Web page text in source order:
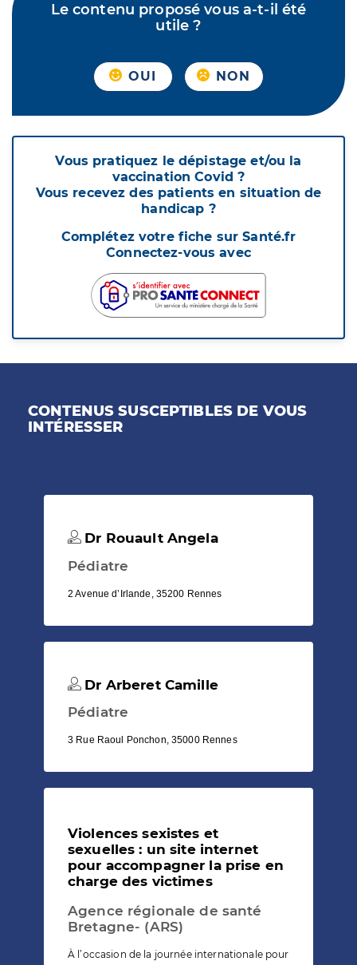
Le contenu proposé vous a-t-il été
utile ?
OUI NON
Vous pratiquez le dépistage et/ou la
vaccination Covid ?
Vous recevez des patients en situation de
handicap ?
Complétez votre fiche sur Santé.fr
Connectez-vous avec
CONTENUS SUSCEPTIBLES DE VOUS
INTÉRESSER
Dr Rouault Angela
Pédiatre
2 Avenue d’Irlande, 35200 Rennes
Dr Arberet Camille
Pédiatre
3 Rue Raoul Ponchon, 35000 Rennes
Violences sexistes et
sexuelles : un site internet
pour accompagner la prise en
charge des victimes
Agence régionale de santé
Bretagne- (ARS)
À l’occasion de la journée internationale pour